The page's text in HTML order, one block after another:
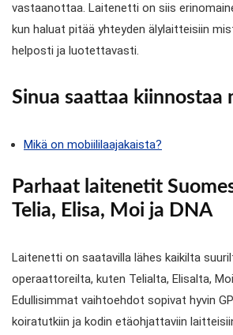
vastaanottaa. Laitenetti on siis
kun haluat pitää yhteyden älylaitteisiin
helposti ja luotettavasti.
Sinua saattaa kiinnostaa
Mikä on mobiililaajakaista?
Parhaat laitenetit
Telia, Elisa, Moi ja DNA
Laitenetti on saatavilla lähes kaikilta
operaattoreilta, kuten Telialta, Elisalta,
Edullisimmat vaihtoehdot sopivat hyvin
koiratutkiin ja kodin etäohjattaviin